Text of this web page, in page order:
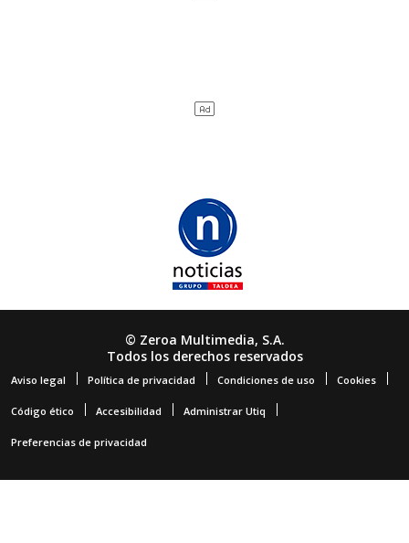
© Zeroa Multimedia, S.A.
Todos los derechos reservados
Aviso legal Política de privacidad Condiciones de uso Cookies
Código ético Accesibilidad Administrar Utiq
Preferencias de privacidad